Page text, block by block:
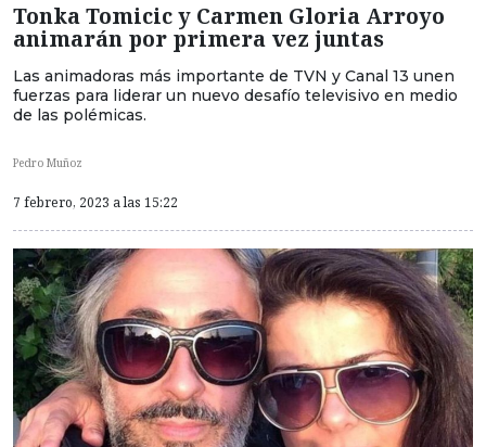
Tonka Tomicic y Carmen Gloria Arroyo
animarán por primera vez juntas
Las animadoras más importante de TVN y Canal 13 unen
fuerzas para liderar un nuevo desafío televisivo en medio
de las polémicas.
Pedro Muñoz
7 febrero, 2023 a las 15:22